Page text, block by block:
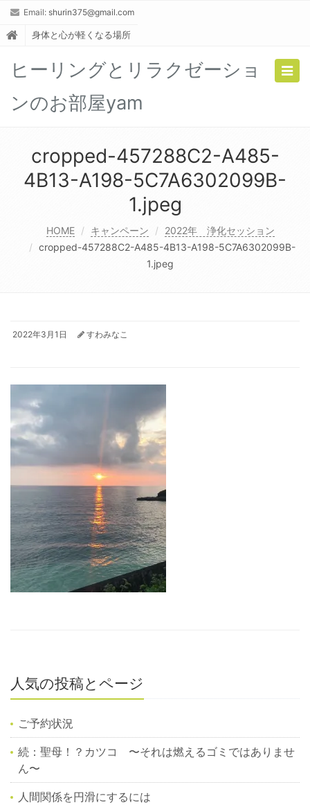
Email: shurin375@gmail.com
身体と心が軽くなる場所
ヒーリングとリラクゼーショ
ンのお部屋yam
cropped-457288C2-A485-
4B13-A198-5C7A6302099B-
1.jpeg
HOME キャンペーン
2022年 浄化セッション
cropped-457288C2-A485-4B13-A198-5C7A6302099B-
1.jpeg
2022年3月1日 すわみなこ
人気の投稿とページ
ご予約状況
続：聖母！？カツコ 〜それは燃えるゴミではありませ
ん〜
人間関係を円滑にするには